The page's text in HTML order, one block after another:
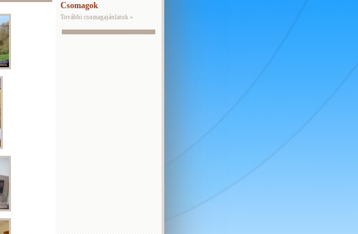
Csomagok
További csomagajánlatok »